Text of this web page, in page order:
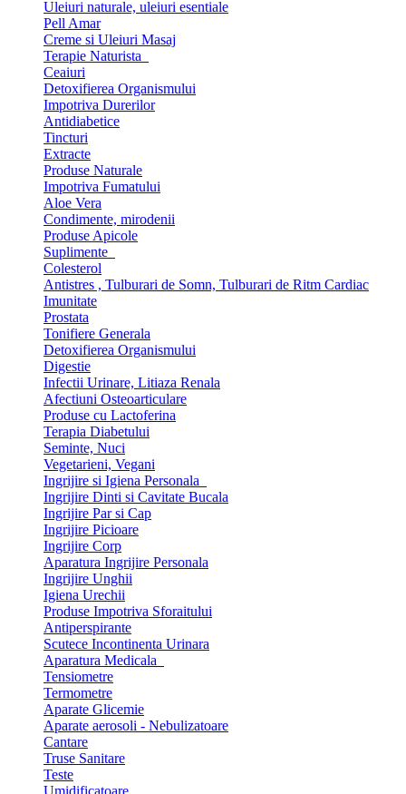
Uleiuri naturale, uleiuri esentiale
Pell Amar
Creme si Uleiuri Masaj
Terapie Naturista
Ceaiuri
Detoxifierea Organismului
Impotriva Durerilor
Antidiabetice
Tincturi
Extracte
Produse Naturale
Impotriva Fumatului
Aloe Vera
Condimente, mirodenii
Produse Apicole
Suplimente
Colesterol
Antistres , Tulburari de Somn, Tulburari de Ritm Cardiac
Imunitate
Prostata
Tonifiere Generala
Detoxifierea Organismului
Digestie
Infectii Urinare, Litiaza Renala
Afectiuni Osteoarticulare
Produse cu Lactoferina
Terapia Diabetului
Seminte, Nuci
Vegetarieni, Vegani
Ingrijire si Igiena Personala
Ingrijire Dinti si Cavitate Bucala
Ingrijire Par si Cap
Ingrijire Picioare
Ingrijire Corp
Aparatura Ingrijire Personala
Ingrijire Unghii
Igiena Urechii
Produse Impotriva Sforaitului
Antiperspirante
Scutece Incontinenta Urinara
Aparatura Medicala
Tensiometre
Termometre
Aparate Glicemie
Aparate aerosoli - Nebulizatoare
Cantare
Truse Sanitare
Teste
Umidificatoare